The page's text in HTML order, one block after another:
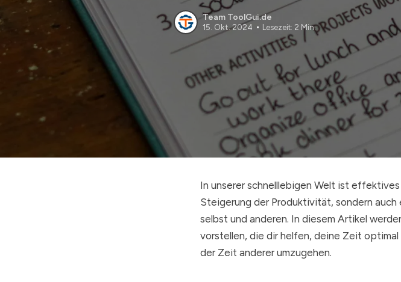
Team ToolGui.de
15. Okt. 2024 Lesezeit: 2 Min.
In unserer schnelllebigen Welt ist
Steigerung der Produktivität, sondern
selbst und anderen. In diesem Artikel
vorstellen, die dir helfen, deine Zeit
der Zeit anderer umzugehen.